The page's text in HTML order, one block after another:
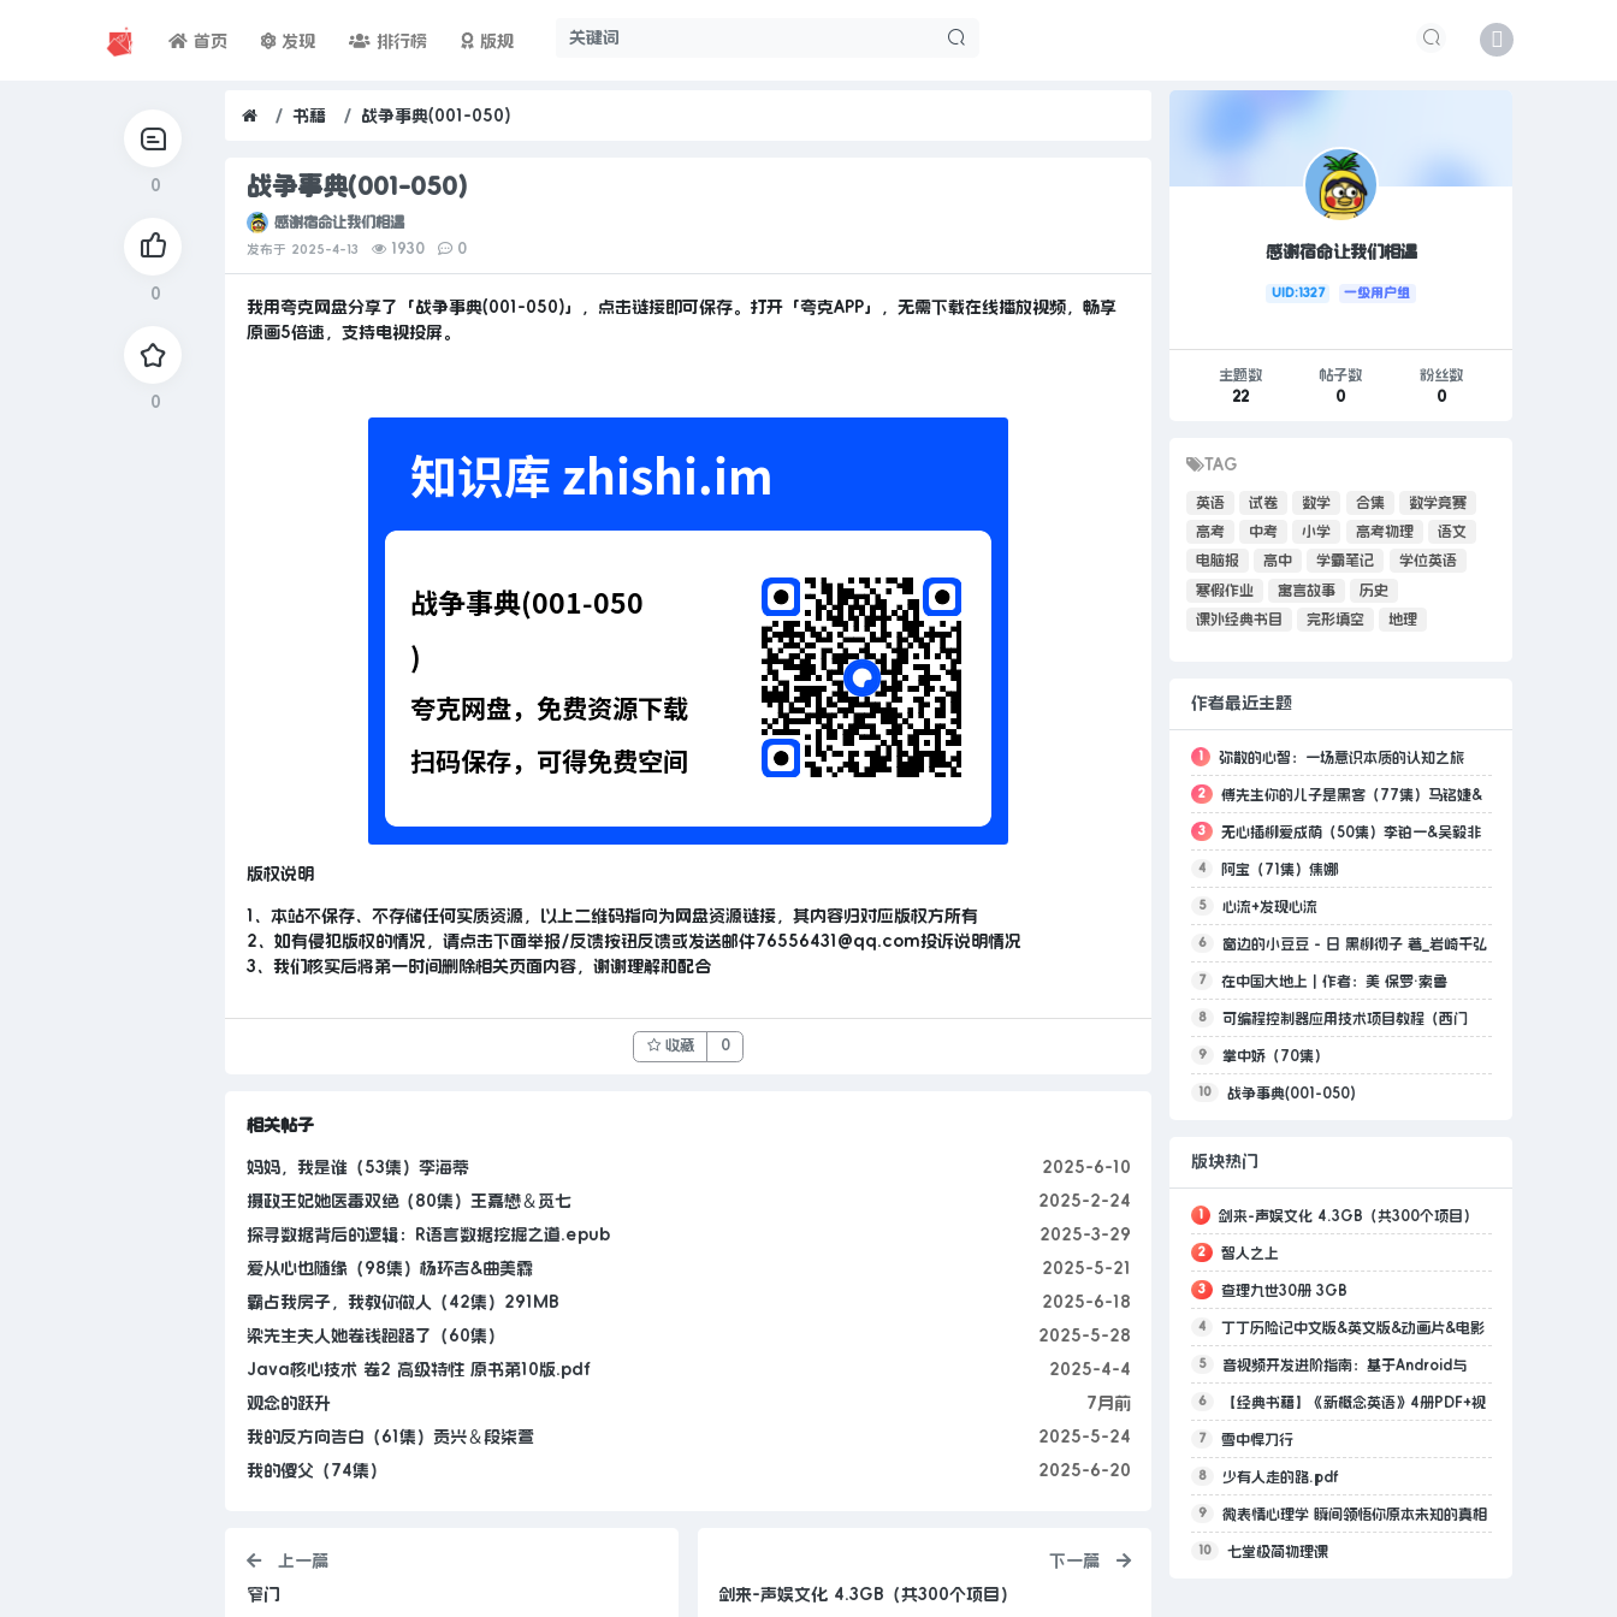
首页 发现 排行榜 版规
0
0
0
书籍 战争事典(001-050)
战争事典(001-050)
感谢宿命让我们相遇
发布于 2025-4-13 1930 0
我用夸克网盘分享了「战争事典(001-050)」，点击链接即可保存。打开「夸克APP」，无需下载在线播放视频，畅享
原画5倍速，支持电视投屏。
版权说明
1、本站不保存、不存储任何实质资源，以上二维码指向为网盘资源链接，其内容归对应版权方所有
2、如有侵犯版权的情况，请点击下面举报/反馈按钮反馈或发送邮件76556431@qq.com投诉说明情况
3、我们核实后将第一时间删除相关页面内容，谢谢理解和配合
收藏 0
相关帖子
妈妈，我是谁（53集）李海蒂
2025-6-10
摄政王妃她医毒双绝（80集）王嘉懋＆觅七
2025-2-24
探寻数据背后的逻辑：R语言数据挖掘之道.epub
2025-3-29
爱从心也随缘（98集）杨环吉&曲美霖
2025-5-21
霸占我房子，我教你做人（42集）291MB
2025-6-18
梁先生夫人她卷钱跑路了（60集）
2025-5-28
Java核心技术 卷2 高级特性 原书第10版.pdf
2025-4-4
观念的跃升
7月前
我的反方向告白（61集）贡兴＆段柒萱
2025-5-24
我的傻父（74集）
2025-6-20
上一篇
窄门
下一篇
剑来-声娱文化 4.3GB（共300个项目）
感谢宿命让我们相遇
UID:1327 一级用户组
主题数
22
帖子数
0
粉丝数
0
TAG
英语 试卷 数学 合集 数学竞赛
高考 中考 小学 高考物理 语文
电脑报 高中 学霸笔记 学位英语
寒假作业 寓言故事 历史
课外经典书目 完形填空 地理
作者最近主题
1 弥散的心智：一场意识本质的认知之旅
2 傅先生你的儿子是黑客（77集）马铭婕&
史梦新
3 无心插柳爱成荫（50集）李铂一&吴毅非
4 阿宝（71集）焦娜
5 心流+发现心流
6 窗边的小豆豆 - 日 黑柳彻子 著_岩崎千弘
图.mobi
7 在中国大地上｜作者：美 保罗·索鲁
8 可编程控制器应用技术项目教程（西门
子）.pdf
9 掌中娇（70集）
10 战争事典(001-050)
版块热门
1 剑来-声娱文化 4.3GB（共300个项目）
2 智人之上
3 查理九世30册 3GB
4 丁丁历险记中文版&英文版&动画片&电影
版 40GB
5 音视频开发进阶指南：基于Android与
iOS平台的实践.epub
6 【经典书籍】《新概念英语》4册PDF+视
频 17.2GB
7 雪中悍刀行
8 少有人走的路.pdf
9 微表情心理学 瞬间领悟你原本未知的真相
沈浩 沈阳 2017 1.pdf
10 七堂极简物理课